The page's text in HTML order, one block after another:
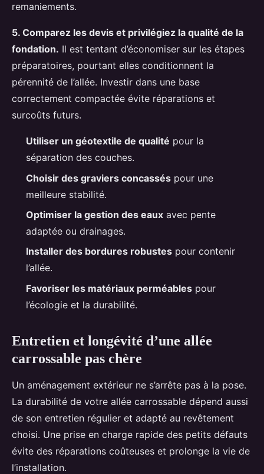
remaniements.
5. Comparez les devis et privilégiez la qualité de la
fondation. Il est tentant d’économiser sur les étapes
préparatoires, pourtant elles conditionnent la
pérennité de l’allée. Investir dans une base
correctement compactée évite réparations et
surcoûts futurs.
Utiliser un géotextile de qualité pour la
séparation des couches.
Choisir des graviers concassés pour une
meilleure stabilité.
Optimiser la gestion des eaux avec pente
adaptée ou drainages.
Installer des bordures robustes pour contenir
l’allée.
Favoriser les matériaux perméables pour
l’écologie et la durabilité.
Entretien et longévité d’une allée
carrossable pas chère
Un aménagement extérieur ne s’arrête pas à la pose.
La durabilité de votre allée carrossable dépend aussi
de son entretien régulier et adapté au revêtement
choisi. Une prise en charge rapide des petits défauts
évite des réparations coûteuses et prolonge la vie de
l’installation.